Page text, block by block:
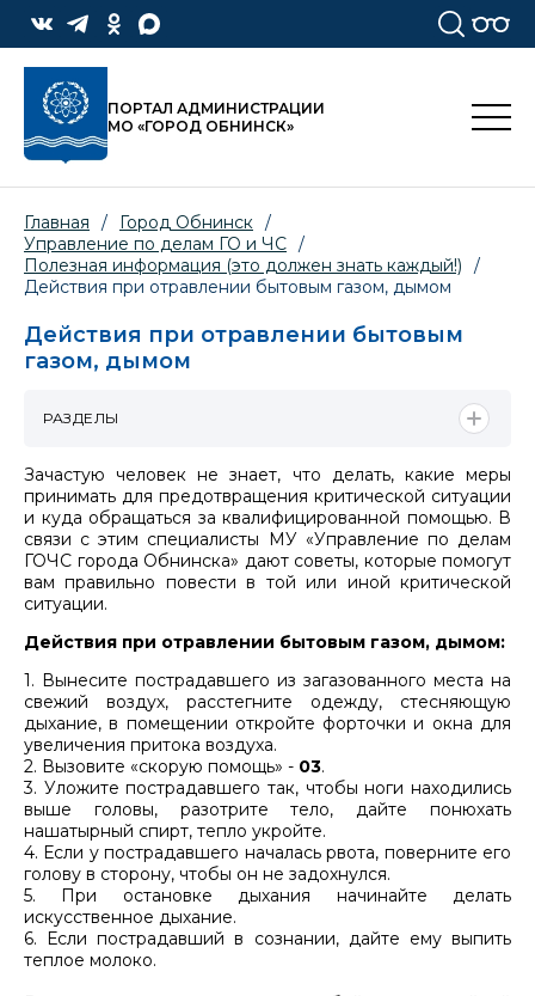
ПОРТАЛ АДМИНИСТРАЦИИ
МО «ГОРОД ОБНИНСК»
Главная / Город Обнинск /
Управление по делам ГО и ЧС /
Полезная информация (это должен знать каждый!)
/
Действия при отравлении бытовым газом, дымом
Действия при отравлении бытовым
газом, дымом
Зачастую человек не знает, что делать, какие меры
принимать для предотвращения критической ситуации
и куда обращаться за квалифицированной помощью. В
связи с этим специалисты МУ «Управление по делам
ГОЧС города Обнинска» дают советы, которые помогут
вам правильно повести в той или иной критической
ситуации.
Действия при отравлении бытовым газом, дымом:
1. Вынесите пострадавшего из загазованного места на
свежий воздух, расстегните одежду, стесняющую
дыхание, в помещении откройте форточки и окна для
увеличения притока воздуха.
2. Вызовите «скорую помощь» - 03.
3. Уложите пострадавшего так, чтобы ноги находились
выше головы, разотрите тело, дайте понюхать
нашатырный спирт, тепло укройте.
4. Если у пострадавшего началась рвота, поверните его
голову в сторону, чтобы он не задохнулся.
5. При остановке дыхания начинайте делать
искусственное дыхание.
6. Если пострадавший в сознании, дайте ему выпить
теплое молоко.
РАЗДЕЛЫ